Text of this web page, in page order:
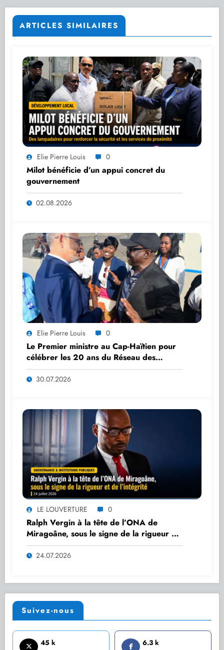
ARTICLES SIMILAIRES
Elie Pierre Louis 0
Milot bénéficie d’un appui concret du
gouvernement
02.08.2026
Elie Pierre Louis 0
Le Premier ministre au Cap-Haïtien pour
célébrer les 20 ans du Réseau des
Universités Publiques Départementales
30.07.2026
LE LOUVERTURE 0
Ralph Vergin à la tête de l’ONA de
Miragoâne, sous le signe de la rigueur et
de l’intégrité
24.07.2026
Suivez-nous
45 k 6.3 k